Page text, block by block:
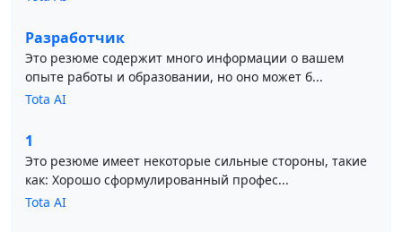
Разработчик
Это резюме содержит много информации о вашем
опыте работы и образовании, но оно может б...
Tota AI
1
Это резюме имеет некоторые сильные стороны, такие
как: Хорошо сформулированный профес...
Tota AI